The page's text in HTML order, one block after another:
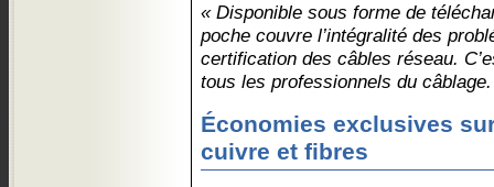
« Disponible sous forme de
poche couvre l’intégralité des
certification des câbles réseau.
tous les professionnels du
Économies exclusives
cuivre et fibres